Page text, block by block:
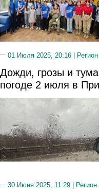
01 Июля 2025, 20:16 |
Дожди, грозы и
погоде 2 июля в
30 Июня 2025, 11:29 |